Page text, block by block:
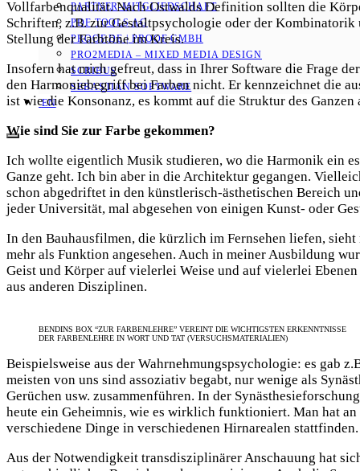
PARTNER-MITGLIEDSCHAFT
PDF TOOLS AG
PROOF.DE | PROOF GMBH
PRO2MEDIA – MIXED MEDIA DESIGN
SCRIBUS
SEBASTIAN SOFTWARE
EN
Vollfarbenqualität. Nach Ostwalds Definition sollten die
Schriften, z.B. zur Gestaltpsychologie oder der
Stellung der Farbtöne im Kreis.
Insofern hat mich gefreut, dass in Ihrer Software die Frage
den Harmoniebegriff bei Farben nicht. Er kennzeichnet die
ist wie die Konsonanz, es kommt auf die Struktur des
Wie sind Sie zur Farbe gekommen?
Ich wollte eigentlich Musik studieren, wo die Harmonik ein
Ganze geht. Ich bin aber in die Architektur gegangen.
schon abgedriftet in den künstlerisch-ästhetischen Bereich
jeder Universität, mal abgesehen von einigen Kunst- oder
In den Bauhausfilmen, die kürzlich im Fernsehen liefen,
mehr als Funktion angesehen. Auch in meiner Ausbildung
Geist und Körper auf vielerlei Weise und auf vielerlei
aus anderen Disziplinen.
BENDINS BOX “ZUR FARBENLEHRE” VEREINT DIE WICHTIGSTEN ERKENNTNISSE
DER FARBENLEHRE IN WORT UND TAT (VERSUCHSMATERIALIEN)
Beispielsweise aus der Wahrnehmungspsychologie: es gab
meisten von uns sind assoziativ begabt, nur wenige als
Gerüchen usw. zusammenführen. In der
heute ein Geheimnis, wie es wirklich funktioniert. Man hat
verschiedene Dinge in verschiedenen Hirnarealen stattfinden.
Aus der Notwendigkeit transdisziplinärer Anschauung hat